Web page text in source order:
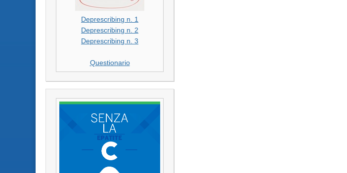
Deprescribing n. 1
Deprescribing n. 2
Deprescribing n. 3
Questionario